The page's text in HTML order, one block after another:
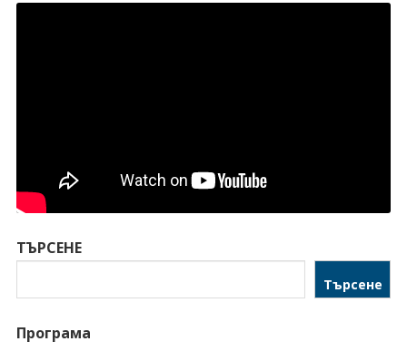
ТЪРСЕНЕ
Търсене
Програма